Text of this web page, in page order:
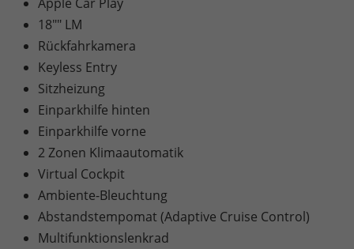
18"" LM
Rückfahrkamera
Keyless Entry
Sitzheizung
Einparkhilfe hinten
Einparkhilfe vorne
2 Zonen Klimaautomatik
Virtual Cockpit
Ambiente-Bleuchtung
Abstandstempomat (Adaptive Cruise Control)
Multifunktionslenkrad